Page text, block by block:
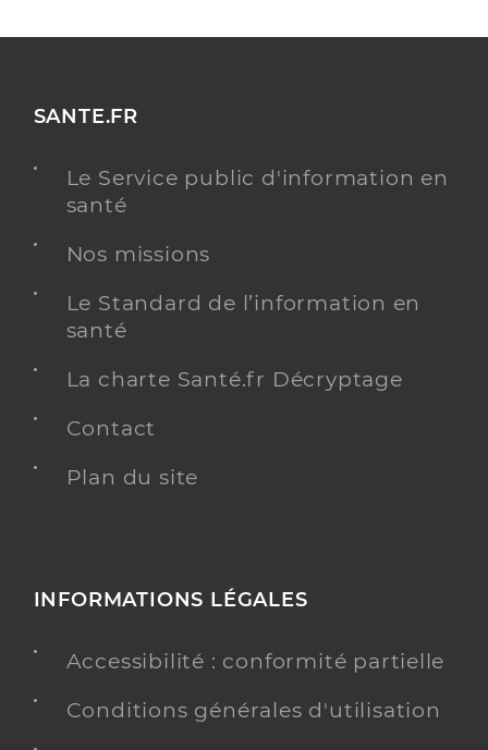
SANTE.FR
Le Service public d'information en
santé
Nos missions
Le Standard de l’information en
santé
La charte Santé.fr Décryptage
Contact
Plan du site
INFORMATIONS LÉGALES
Accessibilité : conformité partielle
Conditions générales d'utilisation